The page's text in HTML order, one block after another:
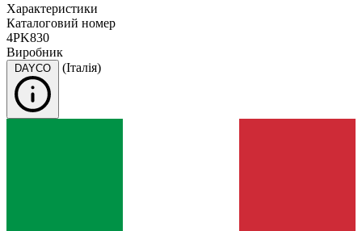
Характеристики
Каталоговий номер
4PK830
Виробник
(Італія)